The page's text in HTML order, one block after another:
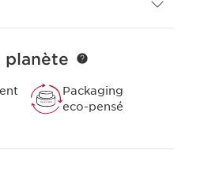
planète
Packaging
eco-pensé